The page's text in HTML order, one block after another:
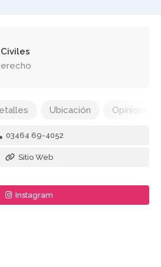
Ubicación Opiniones
03464 69-4052
Sitio Web
Instagram